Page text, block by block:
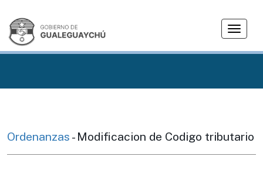
T
g
v
Ordenanzas - Modificacion de Codigo tributario